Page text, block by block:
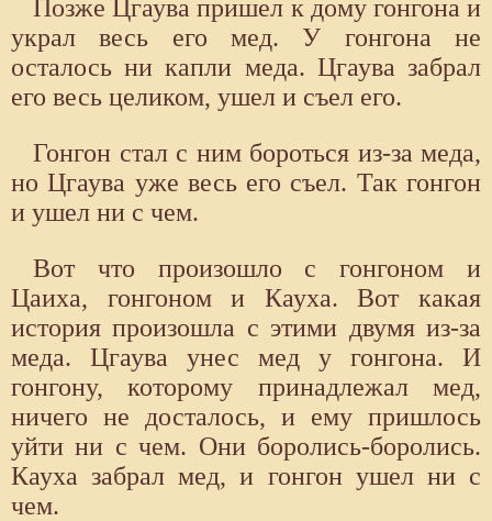
Позже Цгаува пришел к дому гонгона и
украл весь его мед. У гонгона не
осталось ни капли меда. Цгаува забрал
его весь целиком, ушел и съел его.
Гонгон стал с ним бороться из-за меда,
но Цгаува уже весь его съел. Так гонгон
и ушел ни с чем.
Вот что произошло с гонгоном и
Цаиха, гонгоном и Кауха. Вот какая
история произошла с этими двумя из-за
меда. Цгаува унес мед у гонгона. И
гонгону, которому принадлежал мед,
ничего не досталось, и ему пришлось
уйти ни с чем. Они боролись-боролись.
Кауха забрал мед, и гонгон ушел ни с
чем.